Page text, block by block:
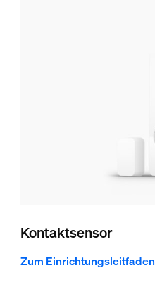
Kontaktsensor
Zum Einrichtungsleitfaden